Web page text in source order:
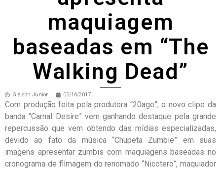
maquiagem
baseadas em “The
Walking Dead”
Gleison Junior 05/16/2017
Com produção feita pela produtora “20age”, o novo clipe da
banda “Carnal Desire” vem ganhando destaque pela grande
repercussão que vem obtendo das mídias especializadas,
devido ao fato da música “Chupeta Zumbie” em suas
imagens apresentar zumbis com maquiagens baseadas no
cronograma de filmagem do renomado “Nicotero”, maquiador